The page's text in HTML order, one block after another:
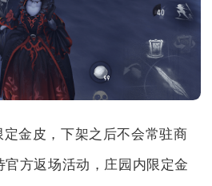
金皮，下架之后不会常驻商
方返场活动，庄园内限定金